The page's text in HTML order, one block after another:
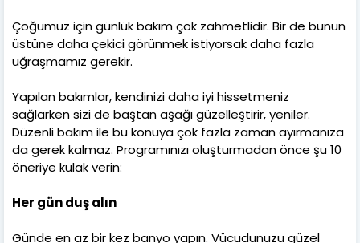
Çoğumuz için günlük bakım çok zahmetlidir. Bir de bunun
üstüne daha çekici görünmek istiyorsak daha fazla
uğraşmamız gerekir.
Yapılan bakımlar, kendinizi daha iyi hissetmeniz
sağlarken sizi de baştan aşağı güzelleştirir, yeniler.
Düzenli bakım ile bu konuya çok fazla zaman ayırmanıza
da gerek kalmaz. Programınızı oluşturmadan önce şu 10
öneriye kulak verin:
Her gün duş alın
Günde en az bir kez banyo yapın. Vücudunuzu güzel